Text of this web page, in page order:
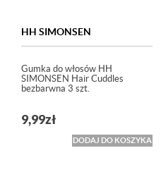
HH SIMONSEN
Gumka do włosów HH
SIMONSEN Hair Cuddles
bezbarwna 3 szt.
9,99zł
DODAJ DO KOSZYKA